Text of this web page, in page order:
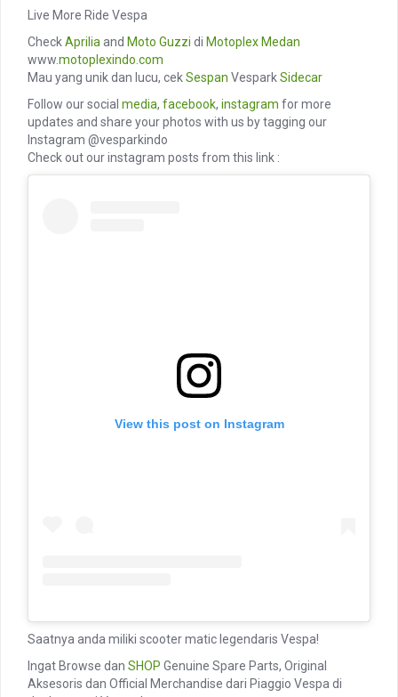
Live More Ride Vespa
CheckApriliaand Moto Guzzi di Motoplex Medan
www.motoplexindo.com
Mau yang unik dan lucu, cekSespan VesparkSidecar
Follow our social media, facebook, instagram for more
updates and share your photos with us by tagging our
Instagram @vesparkindo
Check out our instagram posts from this link :
View this post on Instagram
Saatnya anda miliki scooter matic legendaris Vespa!
Ingat Browse dan SHOP Genuine Spare Parts, Original
Aksesoris dan Official Merchandise dari Piaggio Vespa di